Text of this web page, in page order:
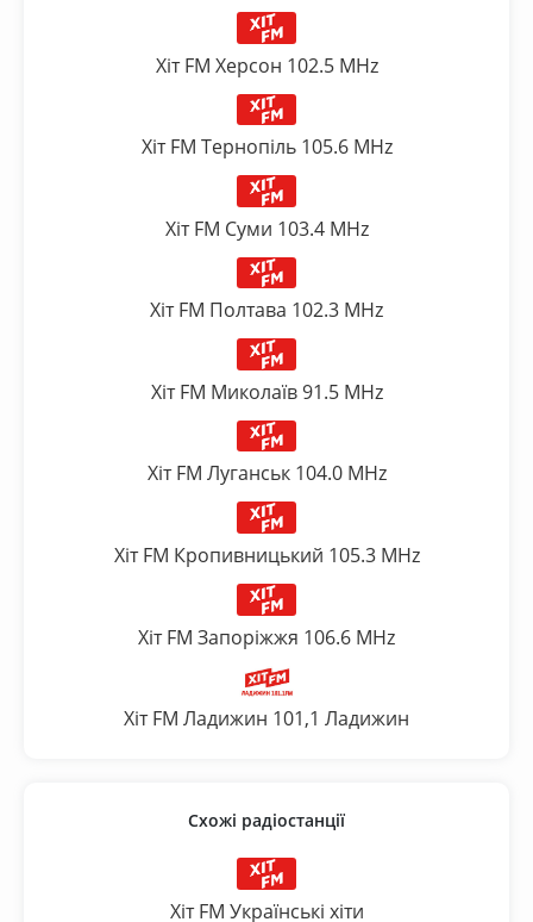
Хіт FM Херсон 102.5 MHz
Хіт FM Тернопіль 105.6 MHz
Хіт FM Суми 103.4 MHz
Хіт FM Полтава 102.3 MHz
Хіт FM Миколаїв 91.5 MHz
Хіт FM Луганськ 104.0 MHz
Хіт FM Кропивницький 105.3 MHz
Хіт FM Запоріжжя 106.6 MHz
Хіт FM Ладижин 101,1 Ладижин
Схожі радіостанції
Хіт FM Українські хіти